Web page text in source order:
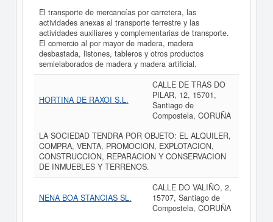
El transporte de mercancías por carretera, las
actividades anexas al transporte terrestre y las
actividades auxiliares y complementarias de transporte.
El comercio al por mayor de madera, madera
desbastada, listones, tableros y otros productos
semielaborados de madera y madera artificial.
HORTINA DE RAXOI S.L.
CALLE DE TRAS DO
PILAR, 12, 15701,
Santiago de
Compostela, CORUÑA
LA SOCIEDAD TENDRA POR OBJETO: EL ALQUILER,
COMPRA, VENTA, PROMOCION, EXPLOTACION,
CONSTRUCCION, REPARACION Y CONSERVACION
DE INMUEBLES Y TERRENOS.
NENA BOA STANCIAS SL.
CALLE DO VALIÑO, 2,
15707, Santiago de
Compostela, CORUÑA